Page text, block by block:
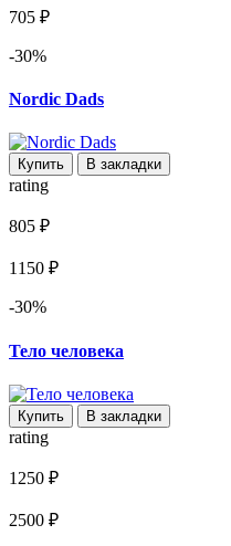
705 ₽
-30%
Nordic Dads
Купить В закладки
rating
805 ₽
1150 ₽
-30%
Тело человека
Купить В закладки
rating
1250 ₽
2500 ₽